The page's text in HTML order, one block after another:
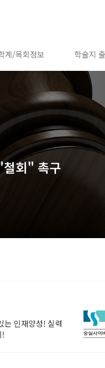
계/목회정보 학술지
회" 촉구
는 인재양성! 실력
!